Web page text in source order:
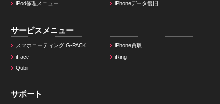
iPod修理メニュー iPhoneデータ復旧
サービスメニュー
スマホコーティング G-PACK
iPhone買取
iFace
iRing
Qubii
サポート